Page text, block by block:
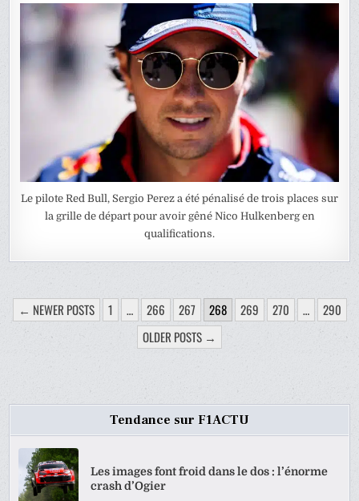
Le pilote Red Bull, Sergio Perez a été pénalisé de trois places sur
la grille de départ pour avoir gêné Nico Hulkenberg en
qualifications.
PAGINATION
DES
PUBLICATIONS
← NEWER POSTS 1 … 266 267 268 269 270 …
290
OLDER POSTS →
Tendance sur F1ACTU
Les images font froid dans le dos : l’énorme
crash d’Ogier